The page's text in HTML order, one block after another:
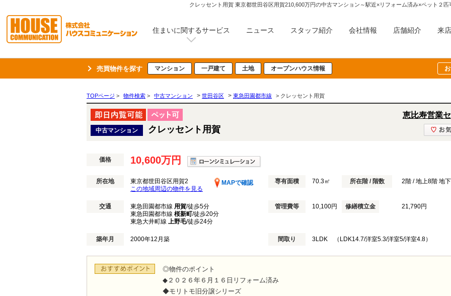
クレッセント用賀 東京都世田谷区用賀210,600万円の中古マンション～駅近×リフォーム済み×ペット２
住まいに関するサービス ニュース スタッフ紹介 会社情報 店舗紹介 来
売買物件を探す マンション 一戸建て 土地 オープンハウス情報
TOPページ > 物件検索 > 中古マンション > 世田谷区 > 東急田園都市線 > クレッセント用賀
恵比寿営業
中古マンション クレッセント用賀
価格 10,600万円
所在地 東京都世田谷区用賀2
MAPで確認
この地域周辺の物件を見る
専有面積 70.3㎡ 所在階 / 階数 2階 / 地上8階 地
交通 東急田園都市線 用賀/徒歩5分
東急田園都市線 桜新町/徒歩20分
東急大井町線 上野毛/徒歩24分
管理費等 10,100円 修繕積立金 21,790円
築年月 2000年12月築 間取り 3LDK （LDK14.7/洋室5.3/洋室5/洋室4.8）
◎物件のポイント
◆２０２６年６月１６日リフォーム済み
◆モリトモ旧分譲シリーズ